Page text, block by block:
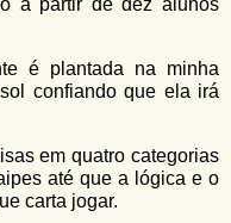
a partir de dez alunos
é plantada na minha
confiando que ela irá
em quatro categorias
até que a lógica e o
carta jogar.